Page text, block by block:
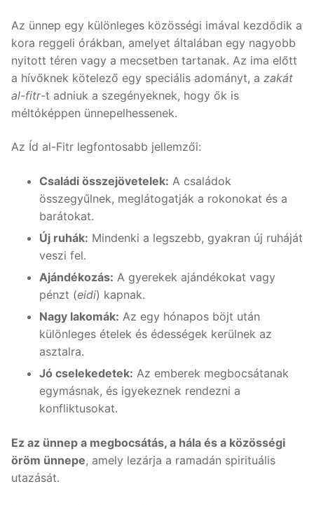
Az ünnep egy különleges közösségi imával kezdődik a
kora reggeli órákban, amelyet általában egy nagyobb
nyitott téren vagy a mecsetben tartanak. Az ima előtt
a hívőknek kötelező egy speciális adományt, a zakát
al-fitr-t adniuk a szegényeknek, hogy ők is
méltóképpen ünnepelhessenek.
Az Íd al-Fitr legfontosabb jellemzői:
Családi összejövetelek: A családok
összegyűlnek, meglátogatják a rokonokat és a
barátokat.
Új ruhák: Mindenki a legszebb, gyakran új ruháját
veszi fel.
Ajándékozás: A gyerekek ajándékokat vagy
pénzt (eidi) kapnak.
Nagy lakomák: Az egy hónapos böjt után
különleges ételek és édességek kerülnek az
asztalra.
Jó cselekedetek: Az emberek megbocsátanak
egymásnak, és igyekeznek rendezni a
konfliktusokat.
Ez az ünnep a megbocsátás, a hála és a közösségi
öröm ünnepe, amely lezárja a ramadán spirituális
utazását.